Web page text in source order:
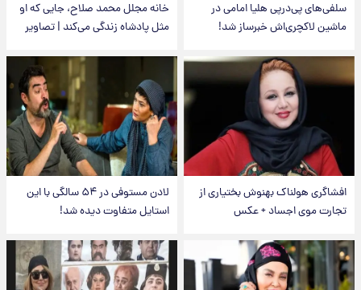
سلفی‌های پی‌درپی هلیا امامی در
ماشین لاکچری‌اش خبرساز شد!
خانه مجلل محمد صلاح، جایی که او
مثل پادشاه زندگی می‌کند | تصاویر
افشاگری هولناک بهنوش بختیاری از
تجارت موی اجساد + عکس
لادن مستوفی در ۵۴ سالگی با این
استایل متفاوت دیده شد!